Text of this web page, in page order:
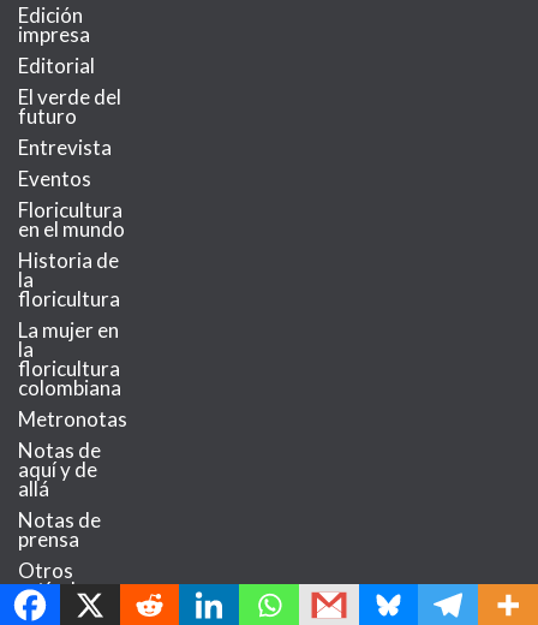
Edición
impresa
Editorial
El verde del
futuro
Entrevista
Eventos
Floricultura
en el mundo
Historia de
la
floricultura
La mujer en
la
floricultura
colombiana
Metronotas
Notas de
aquí y de
allá
Notas de
prensa
Otros
artículos